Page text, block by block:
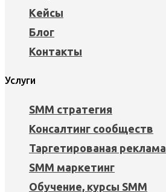
Кейсы
Блог
Контакты
Услуги
SMM стратегия
Консалтинг сообществ
Таргетированая реклама
SMM маркетинг
Обучение, курсы SMM